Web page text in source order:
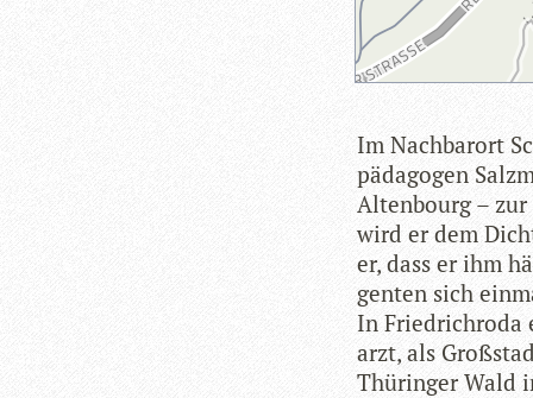
Im Nach­bar­ort
päd­ago­gen
Alten­bourg –
wird er dem
er, dass er ihm
gen­ten sich
In Fried­rich­roda
arzt, als
Thü­rin­ger Wald